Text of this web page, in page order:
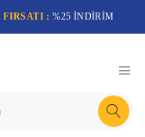
FIRSATI : %25 İNDİRİM